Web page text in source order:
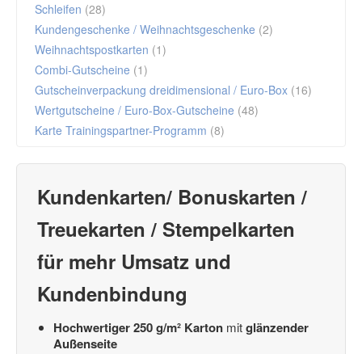
Schleifen (28)
Kundengeschenke / Weihnachtsgeschenke (2)
Weihnachtspostkarten (1)
Combi-Gutscheine (1)
Gutscheinverpackung dreidimensional / Euro-Box (16)
Wertgutscheine / Euro-Box-Gutscheine (48)
Karte Trainingspartner-Programm (8)
Kundenkarten/ Bonuskarten /
Treuekarten / Stempelkarten
für mehr Umsatz und
Kundenbindung
Hochwertiger 250 g/m² Karton mitglänzender
Außenseite